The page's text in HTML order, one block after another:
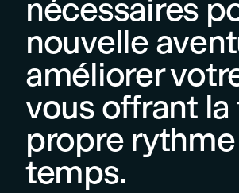
nécessaires
nouvelle
améliorer
vous offrant
propre
temps.